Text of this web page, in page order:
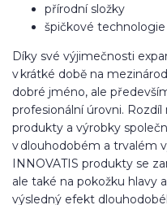
přírodní složky
špičkové technologie
Díky své výjimečnosti
v krátké době na
dobré jméno, ale
profesionální úrovni.
produkty a výrobky
v dlouhodobém a trvalém
INNOVATIS produkty se
ale také na pokožku hlavy
výsledný efekt